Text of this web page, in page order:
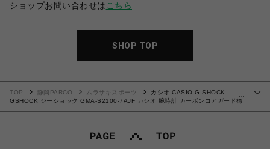
ショップお問い合わせは こちら
SHOP TOP
TOP 静岡PARCO ムラサキスポーツ
カシオ CASIO G-SHOCK
GSHOCK ジーショック GMA-S2100-7AJF カシオ 腕時計 カーボンコアガード構